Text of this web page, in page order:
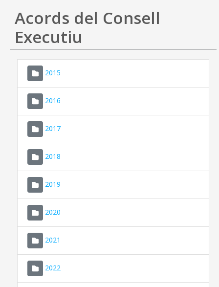
Ajuda
Acords del Consell
Executiu
2015
2016
2017
2018
2019
2020
2021
2022